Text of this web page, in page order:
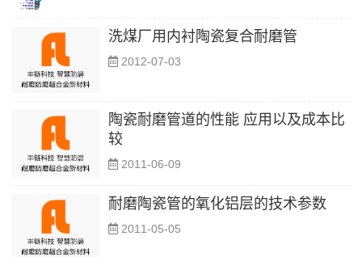
洗煤厂用内衬陶瓷复合耐磨管
2012-07-03
陶瓷耐磨管道的性能 应用以及成本比
较
2011-06-09
耐磨陶瓷管的氧化铝层的技术参数
2011-05-05